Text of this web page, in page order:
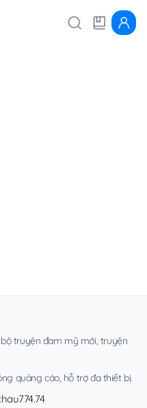
truyện đam mỹ mới, truyện
quảng cáo, hỗ trợ đa thiết bị.